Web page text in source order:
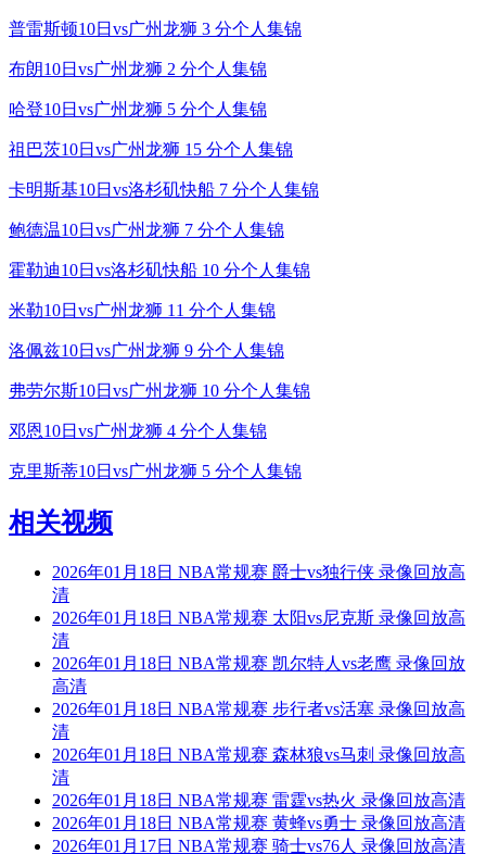
普雷斯顿10日vs广州龙狮 3 分个人集锦
布朗10日vs广州龙狮 2 分个人集锦
哈登10日vs广州龙狮 5 分个人集锦
祖巴茨10日vs广州龙狮 15 分个人集锦
卡明斯基10日vs洛杉矶快船 7 分个人集锦
鲍德温10日vs广州龙狮 7 分个人集锦
霍勒迪10日vs洛杉矶快船 10 分个人集锦
米勒10日vs广州龙狮 11 分个人集锦
洛佩兹10日vs广州龙狮 9 分个人集锦
弗劳尔斯10日vs广州龙狮 10 分个人集锦
邓恩10日vs广州龙狮 4 分个人集锦
克里斯蒂10日vs广州龙狮 5 分个人集锦
相关视频
2026年01月18日 NBA常规赛 爵士vs独行侠 录像回放高
清
2026年01月18日 NBA常规赛 太阳vs尼克斯 录像回放高
清
2026年01月18日 NBA常规赛 凯尔特人vs老鹰 录像回放
高清
2026年01月18日 NBA常规赛 步行者vs活塞 录像回放高
清
2026年01月18日 NBA常规赛 森林狼vs马刺 录像回放高
清
2026年01月18日 NBA常规赛 雷霆vs热火 录像回放高清
2026年01月18日 NBA常规赛 黄蜂vs勇士 录像回放高清
2026年01月17日 NBA常规赛 骑士vs76人 录像回放高清